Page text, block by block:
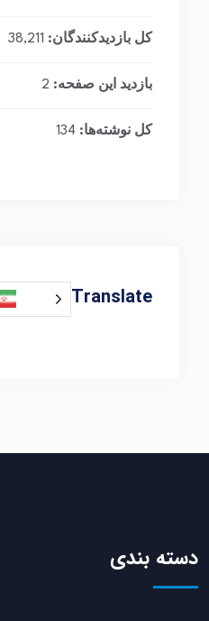
کل بازدیدکنند‌گان: 38,211
بازدید این صفحه: 2
کل نوشته‌ها: 134
Translate
دسته بندی